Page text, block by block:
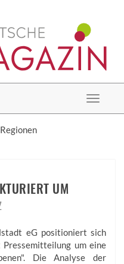
Toggle
UM
eG positioniert sich
um eine
Die Analyse der